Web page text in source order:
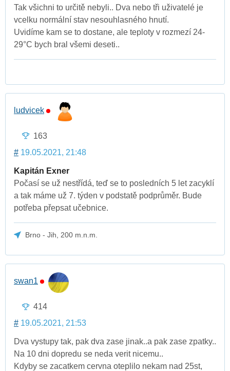
Tak všichni to určitě nebyli.. Dva nebo tři uživatelé je
vcelku normální stav nesouhlasného hnutí.
Uvidíme kam se to dostane, ale teploty v rozmezí 24-
29°C bych bral všemi deseti..
ludvicek
163
# 19.05.2021, 21:48
Kapitán Exner
Počasí se už nestřídá, teď se to posledních 5 let zacyklí
a tak máme už 7. týden v podstatě podprůměr. Bude
potřeba přepsat učebnice.
Brno - Jih, 200 m.n.m.
swan1
414
# 19.05.2021, 21:53
Dva vystupy tak, pak dva zase jinak..a pak zase zpatky..
Na 10 dni dopredu se neda verit nicemu..
Kdyby se zacatkem cervna oteplilo nekam nad 25st,